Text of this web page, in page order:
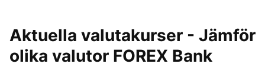
Aktuella valutakurser - Jämför
olika valutor FOREX Bank